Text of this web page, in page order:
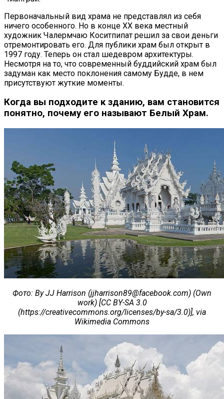
Первоначальный вид храма не представлял из себя
ничего особенного. Но в конце ХХ века местный
художник Чалермчаю Коситпипат решил за свои деньги
отремонтировать его. Для публики храм был открыт в
1997 году. Теперь он стал шедевром архитектуры.
Несмотря на то, что современный буддийский храм был
задуман как место поклонения самому Будде, в нем
присутствуют жуткие моменты.
Когда вы подходите к зданию, вам становится
понятно, почему его называют Белый Храм.
Фото: By JJ Harrison (jjharrison89@facebook.com) (Own
work) [CC BY-SA 3.0
(https://creativecommons.org/licenses/by-sa/3.0)], via
Wikimedia Commons